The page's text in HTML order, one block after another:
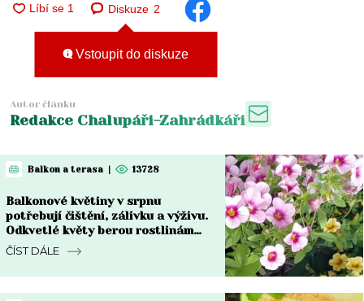
Diskuze 2
Vstoupit do diskuze
Autor článku
Redakce Chalupáři-Zahrádkáři
Balkon a terasa | 13728
Balkonové květiny v srpnu
potřebují čištění, zálivku a výživu.
Odkvetlé květy berou rostlinám
sílu
ČÍST DÁLE